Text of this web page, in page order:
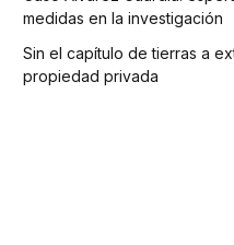
medidas en la investigación
Sin el capítulo de tierras a
propiedad privada